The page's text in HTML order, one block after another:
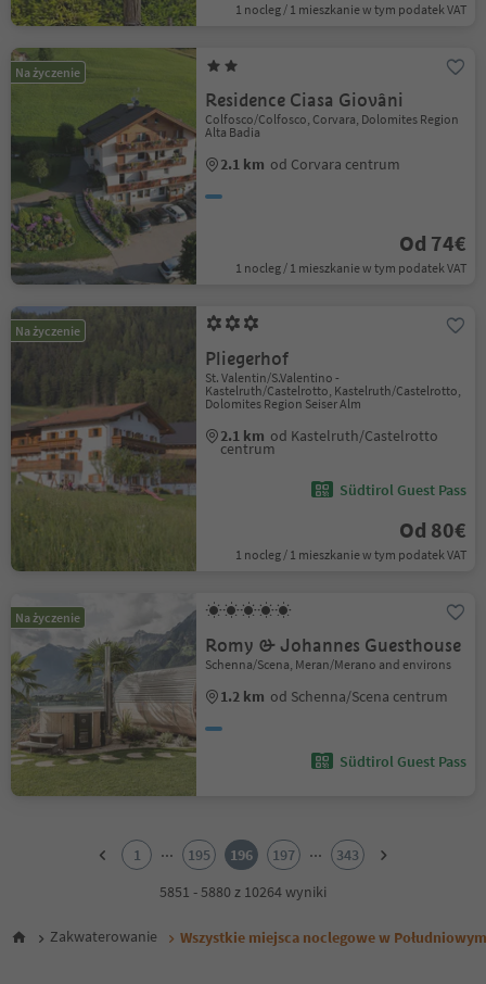
1 nocleg / 1 mieszkanie w tym podatek VAT
Na życzenie
Residence Ciasa Giovâni
Colfosco/Colfosco, Corvara, Dolomites Region
Alta Badia
2.1 km od Corvara centrum
Od 74€
1 nocleg / 1 mieszkanie w tym podatek VAT
Na życzenie
Pliegerhof
St. Valentin/S.Valentino -
Kastelruth/Castelrotto, Kastelruth/Castelrotto,
Dolomites Region Seiser Alm
2.1 km od Kastelruth/Castelrotto
centrum
Südtirol Guest Pass
Od 80€
1 nocleg / 1 mieszkanie w tym podatek VAT
Na życzenie
Romy & Johannes Guesthouse
Schenna/Scena, Meran/Merano and environs
1.2 km od Schenna/Scena centrum
Südtirol Guest Pass
6
1 ... 195 196 197 ...
343
5851 - 5880 z 10264 wyniki
Zakwaterowanie Wszystkie miejsca noclegowe w